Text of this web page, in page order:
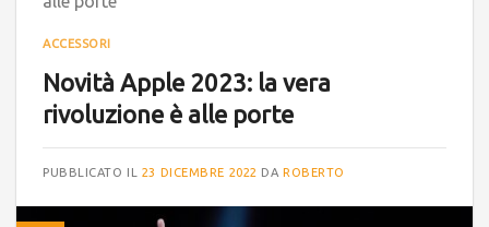
ACCESSORI
Novità Apple 2023: la vera
rivoluzione è alle porte
PUBBLICATO IL 23 DICEMBRE 2022 DAROBERTO